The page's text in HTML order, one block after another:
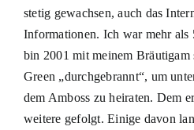
stetig gewachsen, auch das
Informationen. Ich war mehr als
bin 2001 mit meinem Bräutigam
Green „durchgebrannt“, um
dem Amboss zu heiraten. Dem
weitere gefolgt. Einige davon